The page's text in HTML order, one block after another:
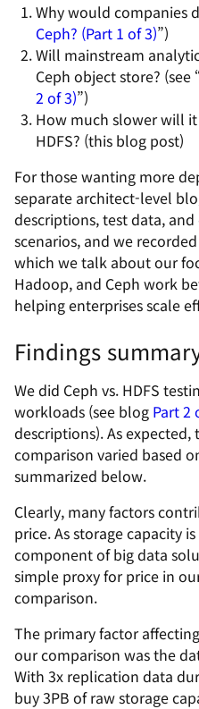
Why would companies
Ceph? (Part 1 of 3)”)
Will mainstream
Ceph object store? (see
2 of 3)”)
How much slower will
HDFS? (this blog post)
For those wanting more
separate architect-level
descriptions, test data,
scenarios, and we
which we talk about our
Hadoop, and Ceph work
helping enterprises scale
Findings
We did Ceph vs. HDFS
workloads (see blog Part 2
descriptions). As
comparison varied based
summarized below.
Clearly, many factors
price. As storage capacity
component of big data
simple proxy for price in
comparison.
The primary factor
our comparison was the
With 3x replication data
buy 3PB of raw storage